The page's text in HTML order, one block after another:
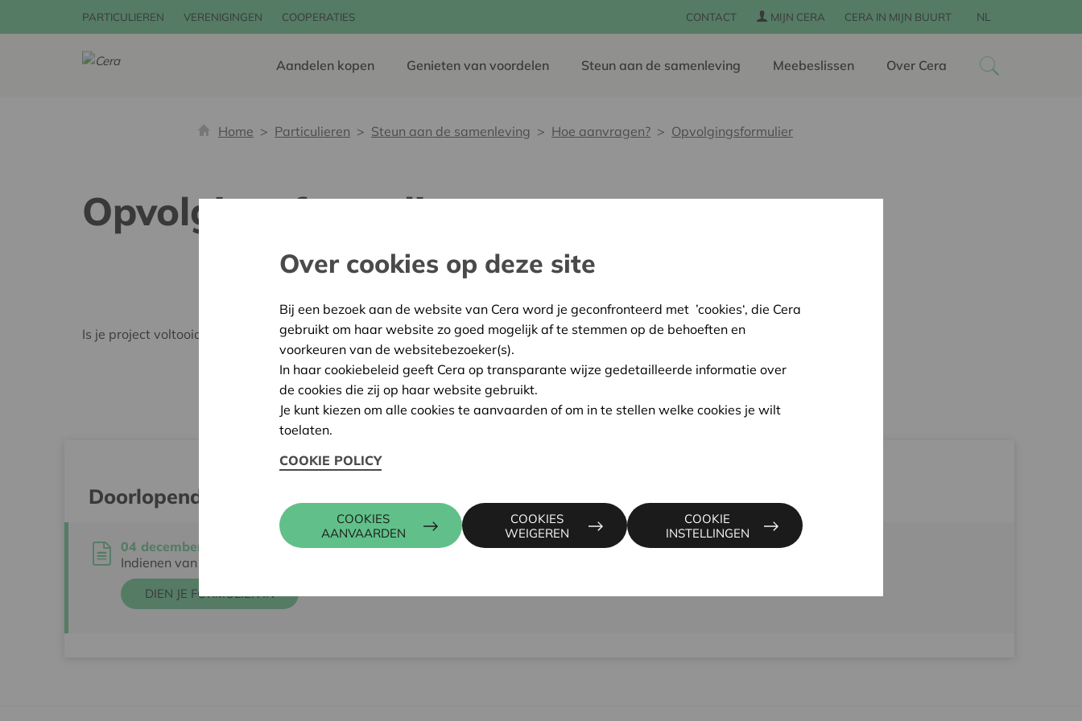
PARTICULIEREN VERENIGINGEN COOPERATIES CONTACT MIJN CERA CERA IN MIJN BUURT NL
Aandelen kopen Genieten van voordelen Steun aan de samenleving Meebeslissen Over Cera
Home Particulieren Steun aan de samenleving Hoe aanvragen? Opvolgingsformulier
Opvolgingsformulier
Is je project voltooid en wil je ons je factuur bezorgen? Vul dan het opvolgingsformulier in.
Doorlopend
04 december 2023 - 31 december 2028
Indienen van je opvolgingsformulier
DIEN JE FORMULIER IN
Over cookies op deze site
Bij een bezoek aan de website van Cera word je geconfronteerd met ’cookies‘, die Cera
gebruikt om haar website zo goed mogelijk af te stemmen op de behoeften en
voorkeuren van de websitebezoeker(s).
In haar cookiebeleid geeft Cera op transparante wijze gedetailleerde informatie over
de cookies die zij op haar website gebruikt.
Je kunt kiezen om alle cookies te aanvaarden of om in te stellen welke cookies je wilt
toelaten.
COOKIE POLICY
COOKIES
AANVAARDEN
COOKIES
WEIGEREN
COOKIE
INSTELLINGEN